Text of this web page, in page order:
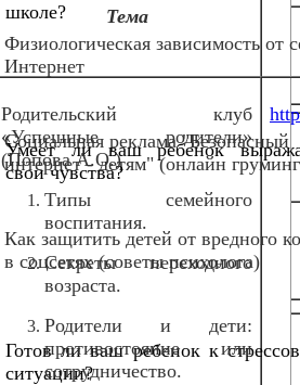
Физиологическая зависимость от
Интернет
Социальная реклама "Безопасный
интернет - детям" (онлайн
Как защитить детей от вредного
в соцсетях (советы психолога)
школе?
Умеет ли ваш ребенок
свои чувства?
Готов ли ваш ребенок к
ситуации?
Тема
Родительский клуб
«Успешные родители»
(Попова А.О.)
Типы семейного
воспитания.
Секреты переходного
возраста.
Родители и дети:
противостояние или
сотрудничество.